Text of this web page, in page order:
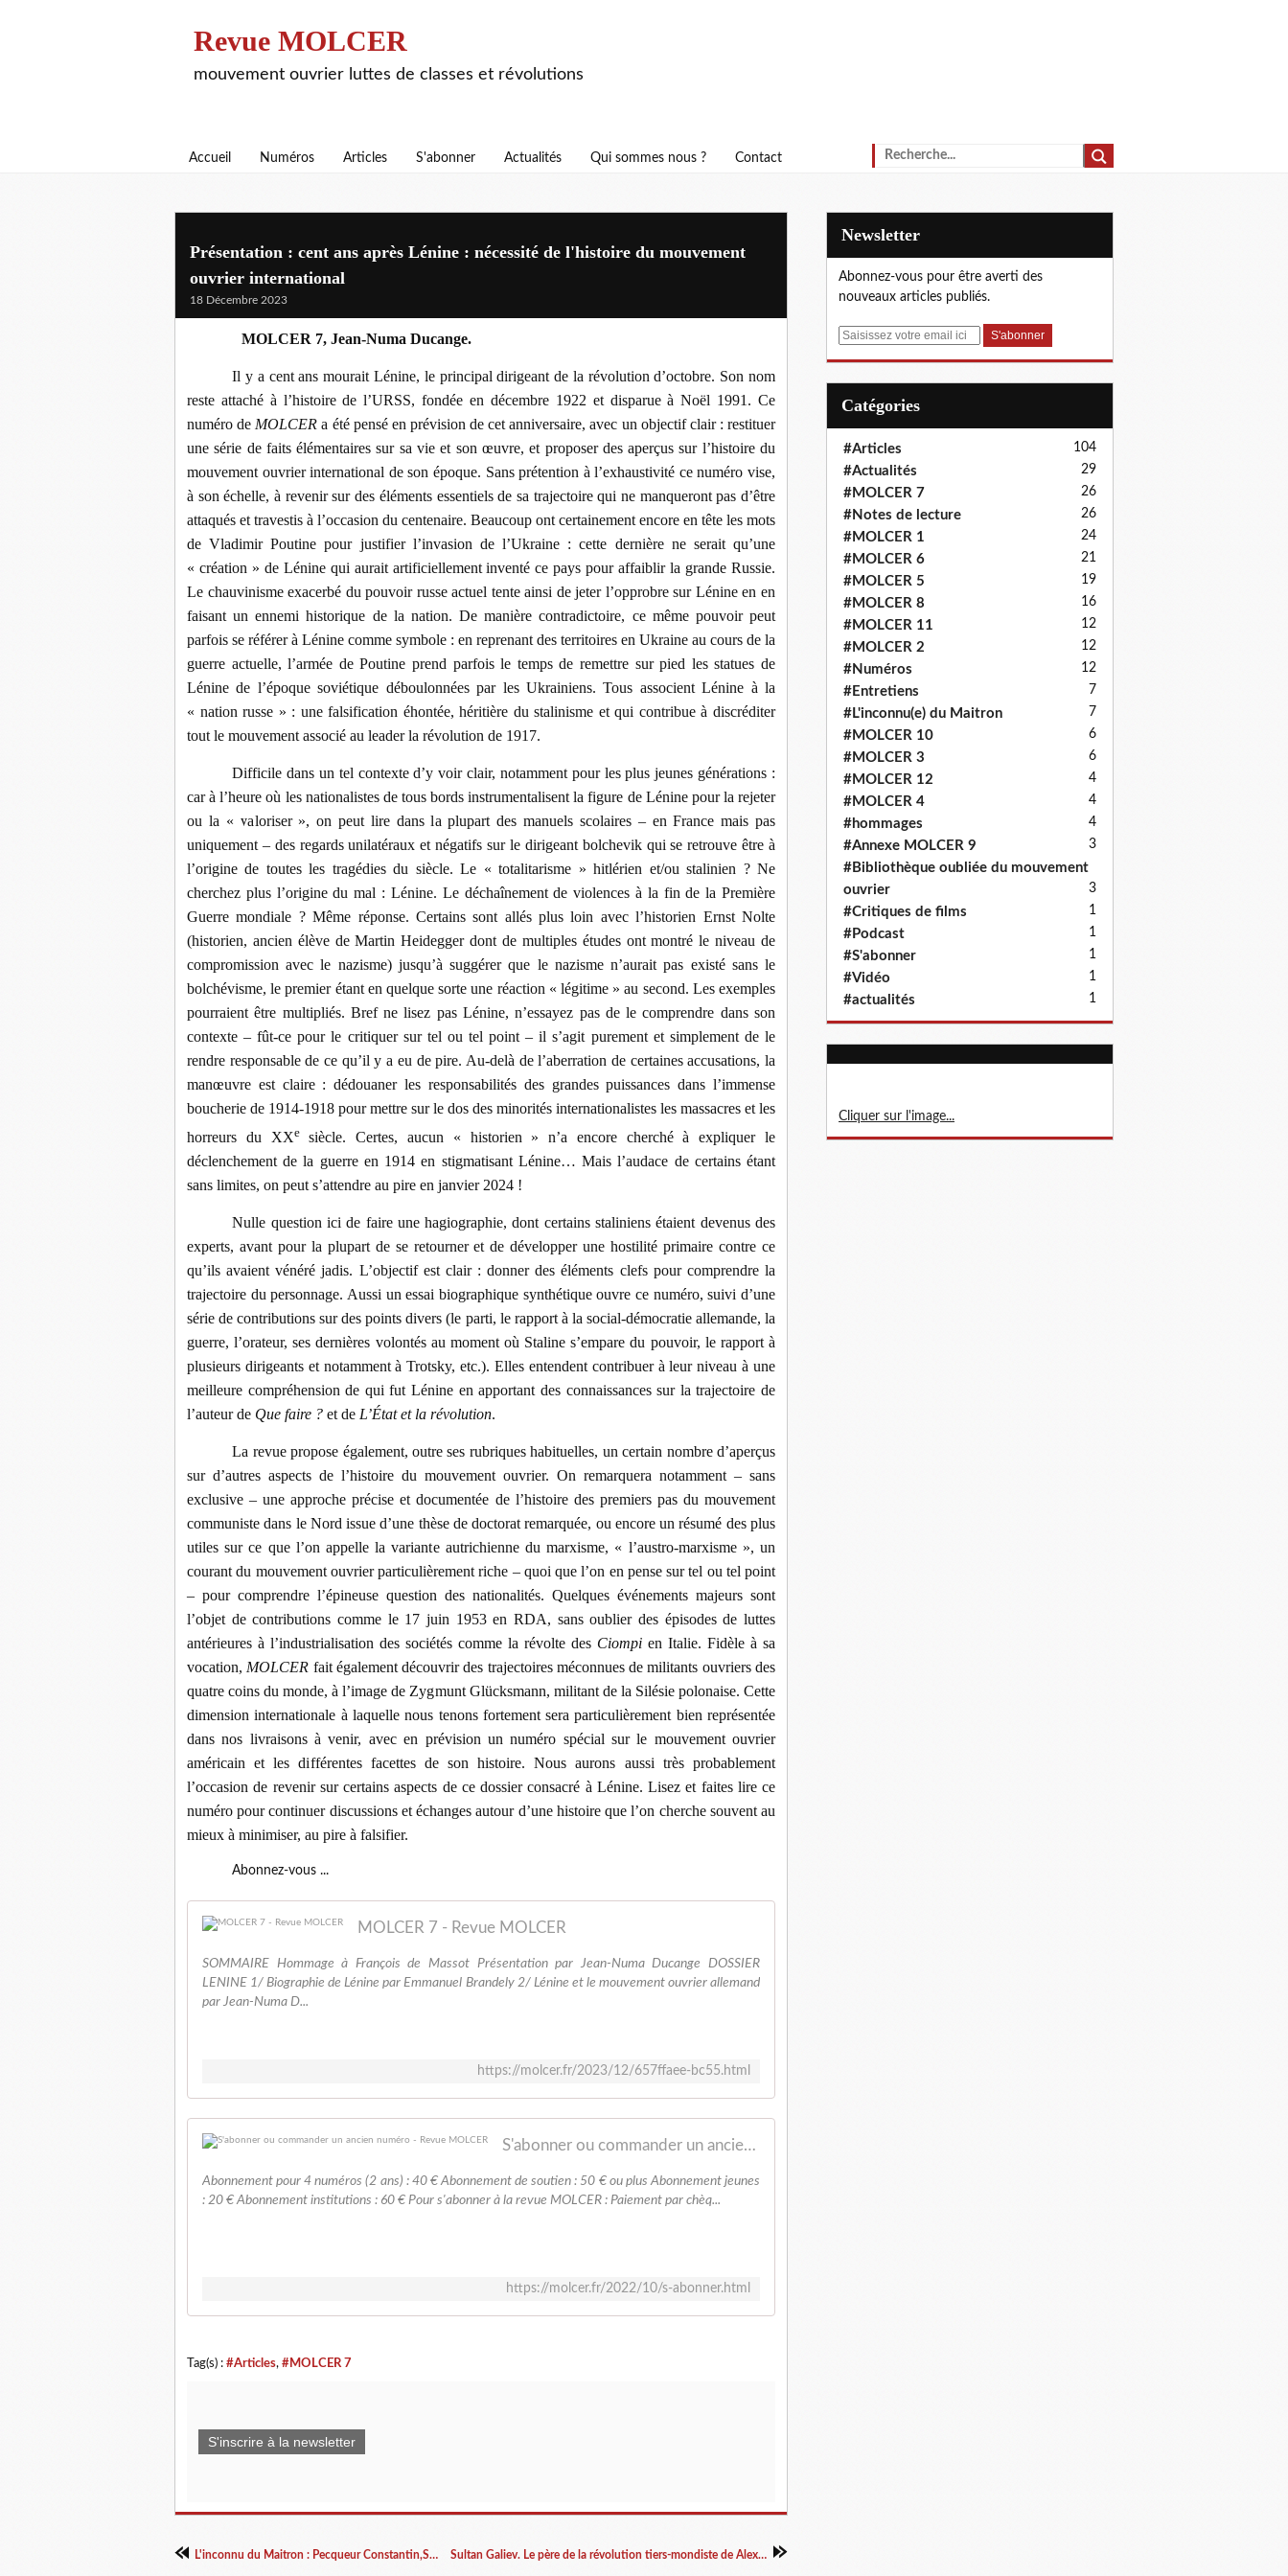
Revue MOLCER
mouvement ouvrier luttes de classes et révolutions
Accueil Numéros Articles S'abonner Actualités Qui sommes nous ? Contact
Présentation : cent ans après Lénine : nécessité de l'histoire du mouvement
ouvrier international
18 Décembre 2023
MOLCER 7, Jean-Numa Ducange.
Il y a cent ans mourait Lénine, le principal dirigeant de la révolution d’octobre. Son nom
reste attaché à l’histoire de l’URSS, fondée en décembre 1922 et disparue à Noël 1991. Ce
numéro de MOLCER a été pensé en prévision de cet anniversaire, avec un objectif clair : restituer
une série de faits élémentaires sur sa vie et son œuvre, et proposer des aperçus sur l’histoire du
mouvement ouvrier international de son époque. Sans prétention à l’exhaustivité ce numéro vise,
à son échelle, à revenir sur des éléments essentiels de sa trajectoire qui ne manqueront pas d’être
attaqués et travestis à l’occasion du centenaire. Beaucoup ont certainement encore en tête les mots
de Vladimir Poutine pour justifier l’invasion de l’Ukraine : cette dernière ne serait qu’une
« création » de Lénine qui aurait artificiellement inventé ce pays pour affaiblir la grande Russie.
Le chauvinisme exacerbé du pouvoir russe actuel tente ainsi de jeter l’opprobre sur Lénine en en
faisant un ennemi historique de la nation. De manière contradictoire, ce même pouvoir peut
parfois se référer à Lénine comme symbole : en reprenant des territoires en Ukraine au cours de la
guerre actuelle, l’armée de Poutine prend parfois le temps de remettre sur pied les statues de
Lénine de l’époque soviétique déboulonnées par les Ukrainiens. Tous associent Lénine à la
« nation russe » : une falsification éhontée, héritière du stalinisme et qui contribue à discréditer
tout le mouvement associé au leader la révolution de 1917.
Difficile dans un tel contexte d’y voir clair, notamment pour les plus jeunes générations :
car à l’heure où les nationalistes de tous bords instrumentalisent la figure de Lénine pour la rejeter
ou la « valoriser », on peut lire dans la plupart des manuels scolaires – en France mais pas
uniquement – des regards unilatéraux et négatifs sur le dirigeant bolchevik qui se retrouve être à
l’origine de toutes les tragédies du siècle. Le « totalitarisme » hitlérien et/ou stalinien ? Ne
cherchez plus l’origine du mal : Lénine. Le déchaînement de violences à la fin de la Première
Guerre mondiale ? Même réponse. Certains sont allés plus loin avec l’historien Ernst Nolte
(historien, ancien élève de Martin Heidegger dont de multiples études ont montré le niveau de
compromission avec le nazisme) jusqu’à suggérer que le nazisme n’aurait pas existé sans le
bolchévisme, le premier étant en quelque sorte une réaction « légitime » au second. Les exemples
pourraient être multipliés. Bref ne lisez pas Lénine, n’essayez pas de le comprendre dans son
contexte – fût-ce pour le critiquer sur tel ou tel point – il s’agit purement et simplement de le
rendre responsable de ce qu’il y a eu de pire. Au-delà de l’aberration de certaines accusations, la
manœuvre est claire : dédouaner les responsabilités des grandes puissances dans l’immense
boucherie de 1914-1918 pour mettre sur le dos des minorités internationalistes les massacres et les
horreurs du XXesiècle. Certes, aucun « historien » n’a encore cherché à expliquer le
déclenchement de la guerre en 1914 en stigmatisant Lénine… Mais l’audace de certains étant
sans limites, on peut s’attendre au pire en janvier 2024 !
Nulle question ici de faire une hagiographie, dont certains staliniens étaient devenus des
experts, avant pour la plupart de se retourner et de développer une hostilité primaire contre ce
qu’ils avaient vénéré jadis. L’objectif est clair : donner des éléments clefs pour comprendre la
trajectoire du personnage. Aussi un essai biographique synthétique ouvre ce numéro, suivi d’une
série de contributions sur des points divers (le parti, le rapport à la social-démocratie allemande, la
guerre, l’orateur, ses dernières volontés au moment où Staline s’empare du pouvoir, le rapport à
plusieurs dirigeants et notamment à Trotsky, etc.). Elles entendent contribuer à leur niveau à une
meilleure compréhension de qui fut Lénine en apportant des connaissances sur la trajectoire de
l’auteur de Que faire ? et de L’État et la révolution.
La revue propose également, outre ses rubriques habituelles, un certain nombre d’aperçus
sur d’autres aspects de l’histoire du mouvement ouvrier. On remarquera notamment – sans
exclusive – une approche précise et documentée de l’histoire des premiers pas du mouvement
communiste dans le Nord issue d’une thèse de doctorat remarquée, ou encore un résumé des plus
utiles sur ce que l’on appelle la variante autrichienne du marxisme, « l’austro-marxisme », un
courant du mouvement ouvrier particulièrement riche – quoi que l’on en pense sur tel ou tel point
– pour comprendre l’épineuse question des nationalités. Quelques événements majeurs sont
l’objet de contributions comme le 17 juin 1953 en RDA, sans oublier des épisodes de luttes
antérieures à l’industrialisation des sociétés comme la révolte des Ciompi en Italie. Fidèle à sa
vocation, MOLCER fait également découvrir des trajectoires méconnues de militants ouvriers des
quatre coins du monde, à l’image de Zygmunt Glücksmann, militant de la Silésie polonaise. Cette
dimension internationale à laquelle nous tenons fortement sera particulièrement bien représentée
dans nos livraisons à venir, avec en prévision un numéro spécial sur le mouvement ouvrier
américain et les différentes facettes de son histoire. Nous aurons aussi très probablement
l’occasion de revenir sur certains aspects de ce dossier consacré à Lénine. Lisez et faites lire ce
numéro pour continuer discussions et échanges autour d’une histoire que l’on cherche souvent au
mieux à minimiser, au pire à falsifier.
Abonnez-vous ...
MOLCER 7 - Revue MOLCER
SOMMAIRE Hommage à François de Massot Présentation par Jean-Numa Ducange DOSSIER
LENINE 1/ Biographie de Lénine par Emmanuel Brandely 2/ Lénine et le mouvement ouvrier allemand
par Jean-Numa D...
https://molcer.fr/2023/12/657ffaee-bc55.html
S'abonner ou commander un ancien numéro - Revue MOLCER
Abonnement pour 4 numéros (2 ans) : 40 € Abonnement de soutien : 50 € ou plus Abonnement jeunes
: 20 € Abonnement institutions : 60 € Pour s'abonner à la revue MOLCER : Paiement par chèq...
https://molcer.fr/2022/10/s-abonner.html
Tag(s) : #Articles, #MOLCER 7
S'inscrire à la newsletter
L'inconnu du Maitron : Pecqueur Constantin,Séraphin, Nicolas (1801-1887) Sultan Galiev. Le père de la révolution tiers-mondiste de Alexandre Bebbigen et Chantal Lemercier
Newsletter
Abonnez-vous pour être averti des
nouveaux articles publiés.
E
Catégories
#Articles 104
#Actualités 29
#MOLCER 7 26
#Notes de lecture 26
#MOLCER 1 24
#MOLCER 6 21
#MOLCER 5 19
#MOLCER 8 16
#MOLCER 11 12
#MOLCER 2 12
#Numéros 12
#Entretiens 7
#L'inconnu(e) du Maitron 7
#MOLCER 10 6
#MOLCER 3 6
#MOLCER 12 4
#MOLCER 4 4
#hommages 4
#Annexe MOLCER 9 3
#Bibliothèque oubliée du mouvement
ouvrier
3
#Critiques de films 1
#Podcast 1
#S'abonner 1
#Vidéo 1
#actualités 1
Cliquer sur l'image...